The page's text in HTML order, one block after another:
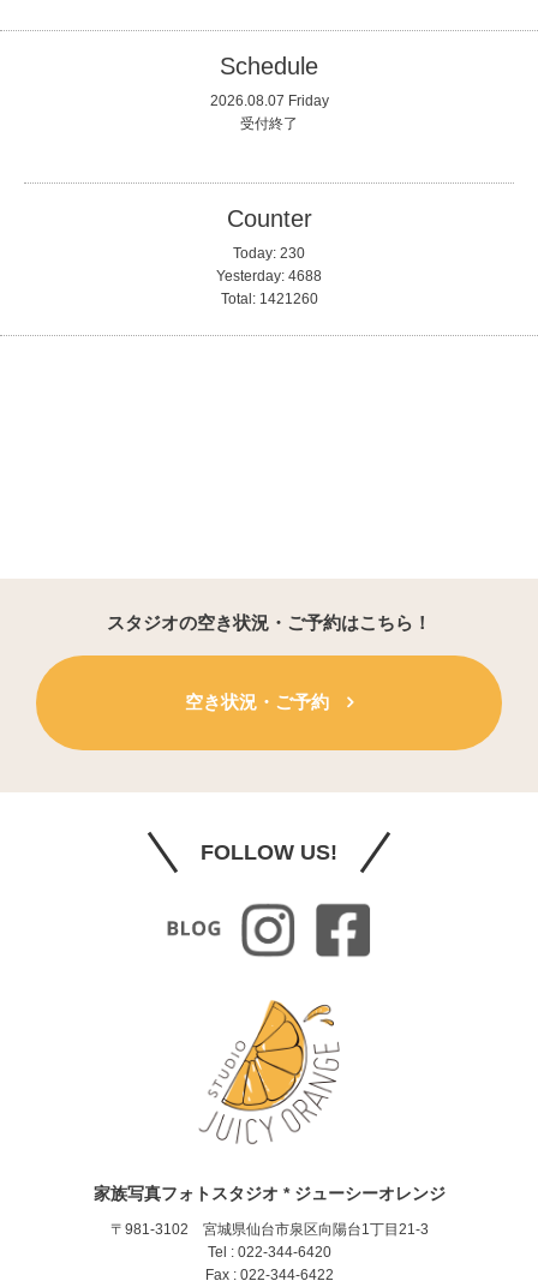
Schedule
2026.08.07 Friday
受付終了
Counter
Today: 230
Yesterday: 4688
Total: 1421260
スタジオの空き状況・ご予約はこちら！
空き状況・ご予約
FOLLOW US!
家族写真フォトスタジオ * ジューシーオレンジ
〒981-3102 宮城県仙台市泉区向陽台1丁目21-3
Tel : 022-344-6420
Fax : 022-344-6422